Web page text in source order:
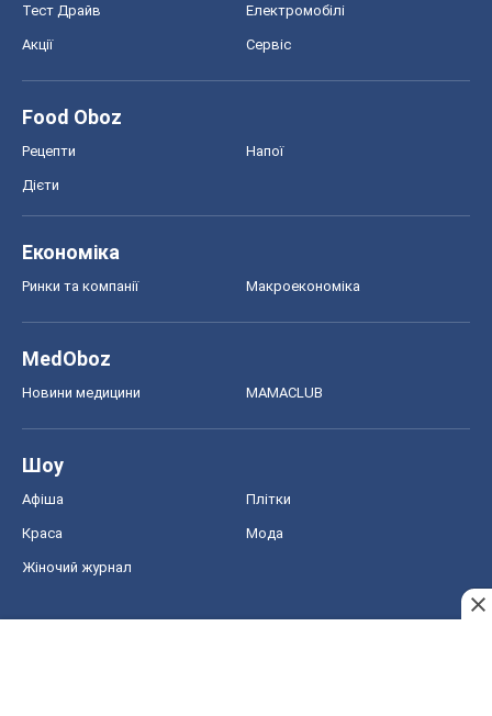
Тест Драйв Електромобілі
Акції Сервіс
Food Oboz
Рецепти Напої
Дієти
Економіка
Ринки та компанії Макроекономіка
MedOboz
Новини медицини MAMACLUB
Шоу
Афіша Плітки
Краса Мода
Жіночий журнал